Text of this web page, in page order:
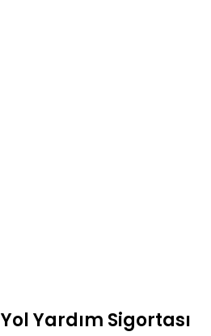
Yol Yardım Sigortası